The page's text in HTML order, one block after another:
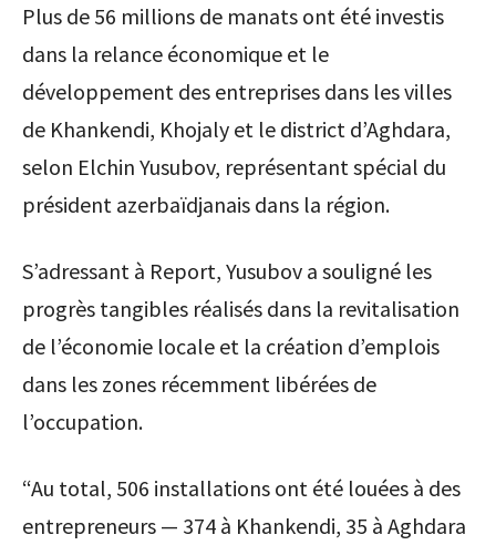
Plus de 56 millions de manats ont été investis
dans la relance économique et le
développement des entreprises dans les villes
de Khankendi, Khojaly et le district d’Aghdara,
selon Elchin Yusubov, représentant spécial du
président azerbaïdjanais dans la région.
S’adressant à Report, Yusubov a souligné les
progrès tangibles réalisés dans la revitalisation
de l’économie locale et la création d’emplois
dans les zones récemment libérées de
l’occupation.
“Au total, 506 installations ont été louées à des
entrepreneurs — 374 à Khankendi, 35 à Aghdara